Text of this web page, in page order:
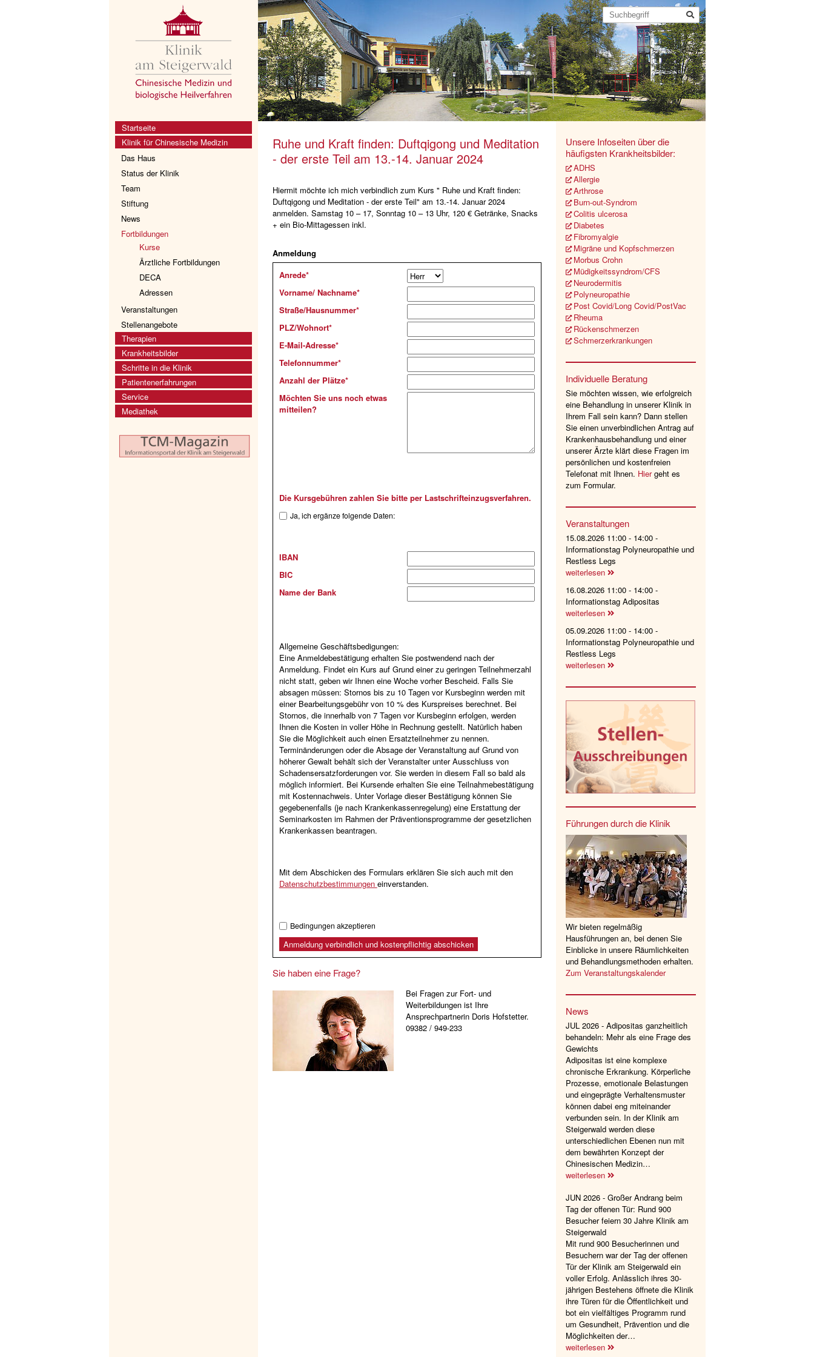
Startseite
Klinik für Chinesische Medizin
Das Haus
Status der Klinik
Team
Stiftung
News
Fortbildungen
Kurse
Ärztliche Fortbildungen
DECA
Adressen
Veranstaltungen
Stellenangebote
Therapien
Krankheitsbilder
Schritte in die Klinik
Patientenerfahrungen
Service
Mediathek
Ruhe und Kraft finden: Duftqigong und Meditation
- der erste Teil am 13.-14. Januar 2024
Hiermit möchte ich mich verbindlich zum Kurs " Ruhe und Kraft finden:
Duftqigong und Meditation - der erste Teil" am 13.-14. Januar 2024
anmelden. Samstag 10 – 17, Sonntag 10 – 13 Uhr, 120 € Getränke, Snacks
+ ein Bio-Mittagessen inkl.
Anmeldung
Anrede*
Vorname/ Nachname*
Straße/Hausnummer*
PLZ/Wohnort*
E-Mail-Adresse*
Telefonnummer*
Anzahl der Plätze*
Möchten Sie uns noch etwas
mitteilen?
Die Kursgebühren zahlen Sie bitte per Lastschrifteinzugsverfahren.
Ja, ich ergänze folgende Daten:
IBAN
BIC
Name der Bank
Allgemeine Geschäftsbedigungen:
Eine Anmeldebestätigung erhalten Sie postwendend nach der
Anmeldung. Findet ein Kurs auf Grund einer zu geringen Teilnehmerzahl
nicht statt, geben wir Ihnen eine Woche vorher Bescheid. Falls Sie
absagen müssen: Stornos bis zu 10 Tagen vor Kursbeginn werden mit
einer Bearbeitungsgebühr von 10 % des Kurspreises berechnet. Bei
Stornos, die innerhalb von 7 Tagen vor Kursbeginn erfolgen, werden
Ihnen die Kosten in voller Höhe in Rechnung gestellt. Natürlich haben
Sie die Möglichkeit auch einen Ersatzteilnehmer zu nennen.
Terminänderungen oder die Absage der Veranstaltung auf Grund von
höherer Gewalt behält sich der Veranstalter unter Ausschluss von
Schadensersatzforderungen vor. Sie werden in diesem Fall so bald als
möglich informiert. Bei Kursende erhalten Sie eine Teilnahmebestätigung
mit Kostennachweis. Unter Vorlage dieser Bestätigung können Sie
gegebenenfalls (je nach Krankenkassenregelung) eine Erstattung der
Seminarkosten im Rahmen der Präventionsprogramme der gesetzlichen
Krankenkassen beantragen.
Mit dem Abschicken des Formulars erklären Sie sich auch mit den
Datenschutzbestimmungen einverstanden.
Bedingungen akzeptieren
Sie haben eine Frage?
Bei Fragen zur Fort- und
Weiterbildungen ist Ihre
Ansprechpartnerin Doris Hofstetter.
09382 / 949-233
Unsere Infoseiten über die
häufigsten Krankheitsbilder:
ADHS
Allergie
Arthrose
Burn-out-Syndrom
Colitis ulcerosa
Diabetes
Fibromyalgie
Migräne und Kopfschmerzen
Morbus Crohn
Müdigkeitssyndrom/CFS
Neurodermitis
Polyneuropathie
Post Covid/Long Covid/PostVac
Rheuma
Rückenschmerzen
Schmerzerkrankungen
Individuelle Beratung
Sie möchten wissen, wie erfolgreich
eine Behandlung in unserer Klinik in
Ihrem Fall sein kann? Dann stellen
Sie einen unverbindlichen Antrag auf
Krankenhausbehandlung und einer
unserer Ärzte klärt diese Fragen im
persönlichen und kostenfreien
Telefonat mit Ihnen. Hiergeht es
zum Formular.
Veranstaltungen
15.08.2026 11:00 - 14:00 -
Informationstag Polyneuropathie und
Restless Legs
weiterlesen
16.08.2026 11:00 - 14:00 -
Informationstag Adipositas
weiterlesen
05.09.2026 11:00 - 14:00 -
Informationstag Polyneuropathie und
Restless Legs
weiterlesen
Führungen durch die Klinik
Wir bieten regelmäßig
Hausführungen an, bei denen Sie
Einblicke in unsere Räumlichkeiten
und Behandlungsmethoden erhalten.
Zum Veranstaltungskalender
News
JUL 2026 - Adipositas ganzheitlich
behandeln: Mehr als eine Frage des
Gewichts
Adipositas ist eine komplexe
chronische Erkrankung. Körperliche
Prozesse, emotionale Belastungen
und eingeprägte Verhaltensmuster
können dabei eng miteinander
verbunden sein. In der Klinik am
Steigerwald werden diese
unterschiedlichen Ebenen nun mit
dem bewährten Konzept der
Chinesischen Medizin…
weiterlesen
JUN 2026 - Großer Andrang beim
Tag der offenen Tür: Rund 900
Besucher feiern 30 Jahre Klinik am
Steigerwald
Mit rund 900 Besucherinnen und
Besuchern war der Tag der offenen
Tür der Klinik am Steigerwald ein
voller Erfolg. Anlässlich ihres 30-
jährigen Bestehens öffnete die Klinik
ihre Türen für die Öffentlichkeit und
bot ein vielfältiges Programm rund
um Gesundheit, Prävention und die
Möglichkeiten der…
weiterlesen